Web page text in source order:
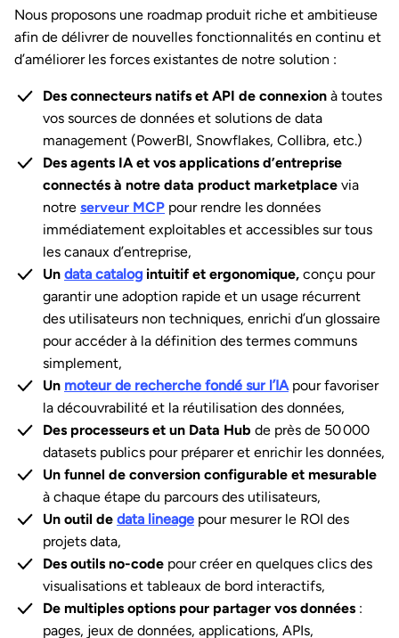
Nous proposons une roadmap produit riche et ambitieuse
afin de délivrer de nouvelles fonctionnalités en continu et
d’améliorer les forces existantes de notre solution :
Des connecteurs natifs et API de connexion à toutes
vos sources de données et solutions de data
management (PowerBI, Snowflakes, Collibra, etc.)
Des agents IA et vos applications d’entreprise
connectés à notre data product marketplace via
notre serveur MCP pour rendre les données
immédiatement exploitables et accessibles sur tous
les canaux d’entreprise,
Un data catalog intuitif et ergonomique, conçu pour
garantir une adoption rapide et un usage récurrent
des utilisateurs non techniques, enrichi d’un glossaire
pour accéder à la définition des termes communs
simplement,
Un moteur de recherche fondé sur l’IApour favoriser
la découvrabilité et la réutilisation des données,
Des processeurs et un Data Hub de près de 50 000
datasets publics pour préparer et enrichir les données,
Un funnel de conversion configurable et mesurable
à chaque étape du parcours des utilisateurs,
Un outil de data lineage pour mesurer le ROI des
projets data,
Des outils no-code pour créer en quelques clics des
visualisations et tableaux de bord interactifs,
De multiples options pour partager vos données :
pages, jeux de données, applications, APIs,